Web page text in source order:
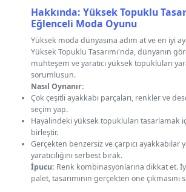
Hakkında: Yüksek Topuklu
Eğlenceli Moda Oyunu
Yüksek moda dünyasına adım at ve en iyi
Yüksek Topuklu Tasarımı'nda, dünyanın
muhteşem ve yaratıcı yüksek topukluları
sorumlusun.
Nasıl Oynanır:
Çok çeşitli ayakkabı parçaları, renkler ve
seçim yap.
Hayalindeki yüksek topukluları tasarlamak
birleştir.
Gerçekten benzersiz ve çarpıcı ayakkabılar
yaratıcılığını serbest bırak.
İpucu: Renk kombinasyonlarına dikkat et.
palet, tasarımının gerçekten öne çıkmasını